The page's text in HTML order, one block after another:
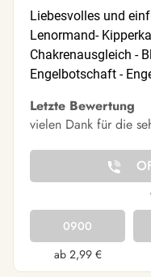
Liebesvolles und
Lenormand-
Chakrenausgleich -
Engelbotschaft -
Letzte Bewertung
vielen Dank für die
0900
ab 2,99 €